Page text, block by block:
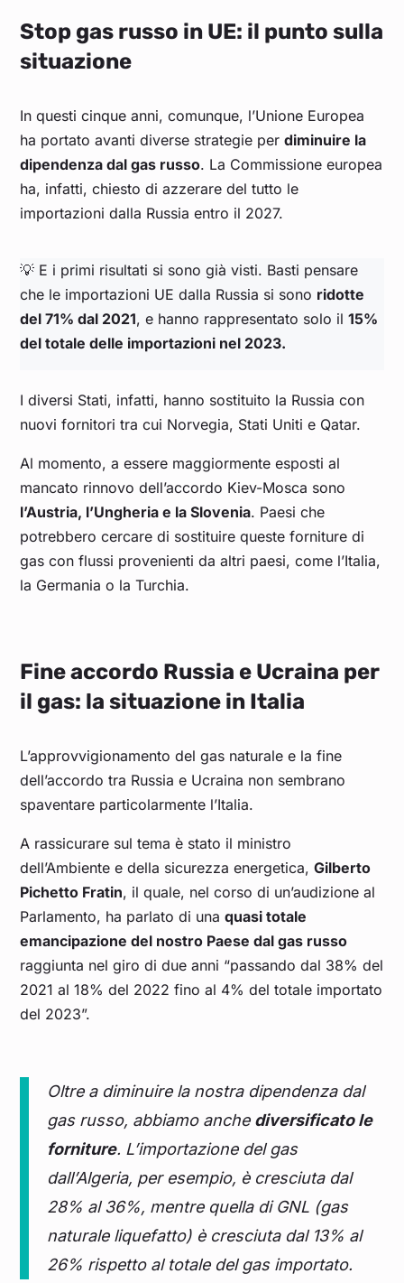
Stop gas russo in UE: il punto sulla
situazione
In questi cinque anni, comunque, l’Unione Europea
ha portato avanti diverse strategie perdiminuire la
dipendenza dal gas russo. La Commissione europea
ha, infatti, chiesto di azzerare del tutto le
importazioni dalla Russia entro il 2027.
💡 E i primi risultati si sono già visti. Basti pensare
che le importazioni UE dalla Russia si sono ridotte
del 71% dal 2021, e hanno rappresentato solo il15%
del totale delle importazioni nel 2023.
I diversi Stati, infatti, hanno sostituito la Russia con
nuovi fornitori tra cui Norvegia, Stati Uniti e Qatar.
Al momento, a essere maggiormente esposti al
mancato rinnovo dell’accordo Kiev-Mosca sono
l’Austria, l’Ungheria e la Slovenia. Paesi che
potrebbero cercare di sostituire queste forniture di
gas con flussi provenienti da altri paesi, come l’Italia,
la Germania o la Turchia.
Fine accordo Russia e Ucraina per
il gas: la situazione in Italia
L’approvvigionamento del gas naturale e la fine
dell’accordo tra Russia e Ucraina non sembrano
spaventare particolarmente l’Italia.
A rassicurare sul tema è stato il ministro
dell’Ambiente e della sicurezza energetica,Gilberto
Pichetto Fratin, il quale, nel corso di un’audizione al
Parlamento, ha parlato di unaquasi totale
emancipazione del nostro Paese dal gas russo
raggiunta nel giro di due anni “passando dal 38% del
2021 al 18% del 2022 fino al 4% del totale importato
del 2023”.
Oltre a diminuire la nostra dipendenza dal
gas russo, abbiamo anche diversificato le
forniture. L’importazione del gas
dall’Algeria, per esempio, è cresciuta dal
28% al 36%, mentre quella di GNL (gas
naturale liquefatto) è cresciuta dal 13% al
26% rispetto al totale del gas importato.